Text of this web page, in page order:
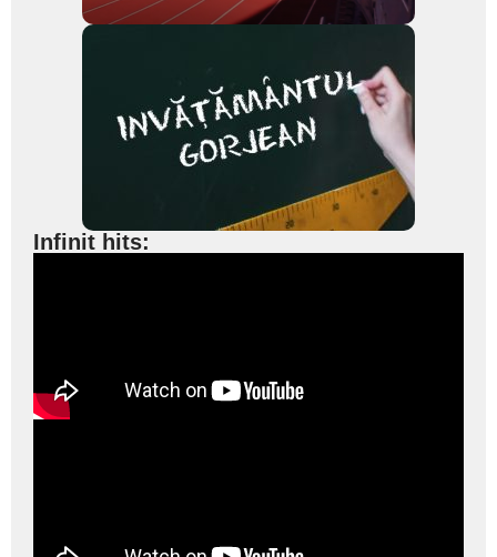
Infinit hits: